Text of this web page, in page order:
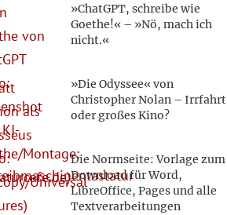
»ChatGPT, schreibe wie
Goethe!« – »Nö, mach ich
nicht.«
»Die Odyssee« von
Christopher Nolan – Irrfahrt
oder großes Kino?
Die Normseite: Vorlage zum
Download für Word,
LibreOffice, Pages und alle
Textverarbeitungen